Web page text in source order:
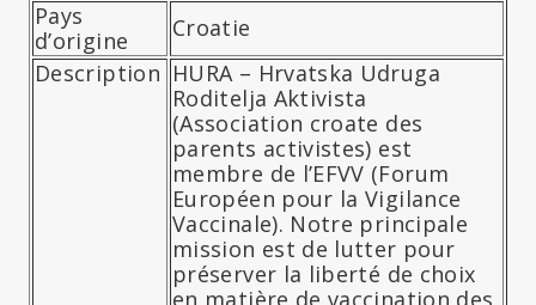
Pays
d’origine
Croatie
Description HURA – Hrvatska Udruga
Roditelja Aktivista
(Association croate des
parents activistes) est
membre de l’EFVV (Forum
Européen pour la Vigilance
Vaccinale). Notre principale
mission est de lutter pour
préserver la liberté de choix